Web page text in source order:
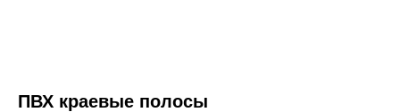
ПВХ краевые полосы